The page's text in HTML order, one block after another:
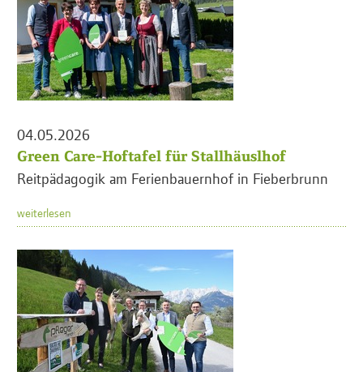
04.05.2026
Green Care-Hoftafel für Stallhäuslhof
Reitpädagogik am Ferienbauernhof in Fieberbrunn
weiterlesen